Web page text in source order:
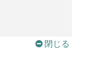
閉じる